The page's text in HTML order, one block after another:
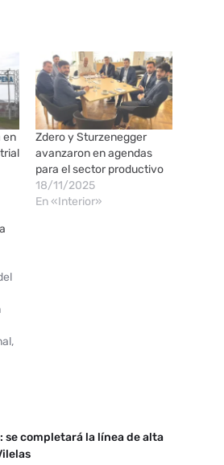
en
Zdero y Sturzenegger
avanzaron en agendas
para el sector productivo
18/11/2025
En «Interior»
se completará la línea de alta